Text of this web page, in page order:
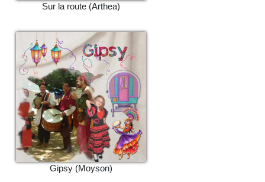
Sur la route (Arthea)
Gipsy (Moyson)